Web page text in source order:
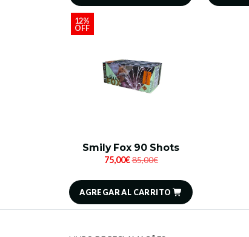
12%
OFF
Smily Fox 90 Shots
75,00€85,00€
AGREGAR AL CARRITO